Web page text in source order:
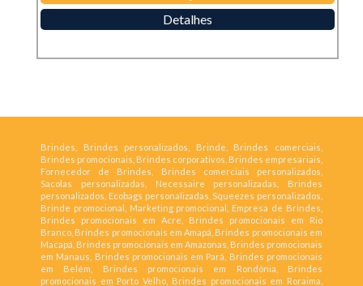
Detalhes
Brindes, Brindes personalizados, Brinde, Brindes comerciais,
Brindes promocionais, Brindes corporativos, Brindes empresariais,
Fornecedor de Brindes, Brindes comerciais personalizados,
Sacolas personalizadas, Necessaire personalizadas, Brindes
personalizados, Ecobags personalizadas, Squeezes personalizados,
Brinde promocional, Marketing promocional, Empresa de Brindes,
Brindes promocionais em Acre, Brindes promocionais em Rio
Branco, Brindes promocionais em Amapá, Brindes promocionais em
Macapá, Brindes promocionais em Amazonas, Brindes promocionais
em Manaus, Brindes promocionais em Pará, Brindes promocionais
em Belém, Brindes promocionais em Rondônia, Brindes
promocionais em Porto Velho, Brindes promocionais em Roraima,